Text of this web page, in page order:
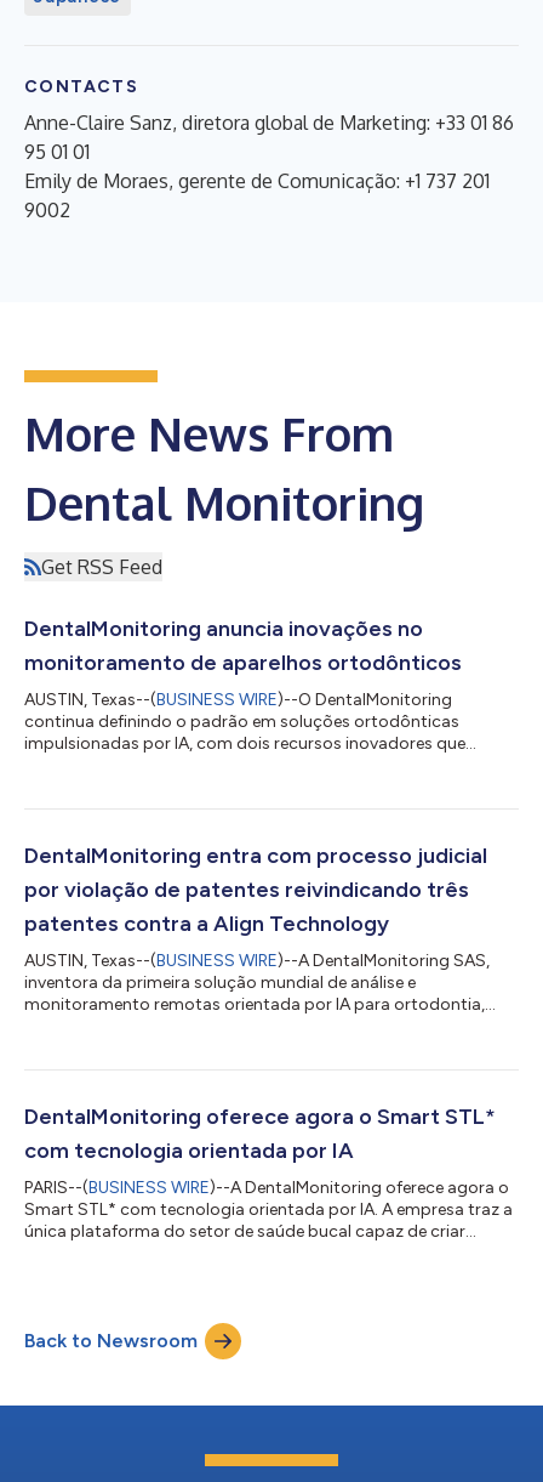
CONTACTS
Anne-Claire Sanz, diretora global de Marketing: +33 01 86
95 01 01
Emily de Moraes, gerente de Comunicação: +1 737 201
9002
More News From
Dental Monitoring
Get RSS Feed
DentalMonitoring anuncia inovações no
monitoramento de aparelhos ortodônticos
AUSTIN, Texas--(BUSINESS WIRE)--O DentalMonitoring
continua definindo o padrão em soluções ortodônticas
impulsionadas por IA, com dois recursos inovadores que
plataforma, incluindo a nova linha do tempo do paciente e a
dentistas a nível mundial. Com a nova linha do tempo do
paciente e a barra de progresso, os dentistas podem agora...
DentalMonitoring entra com processo judicial
por violação de patentes reivindicando três
patentes contra a Align Technology
AUSTIN, Texas--(BUSINESS WIRE)--A DentalMonitoring SAS,
inventora da primeira solução mundial de análise e
monitoramento remotas orientada por IA para ortodontia,
fabricantes do Invisalign®. O processo judicial está pendente
DentalMonitoring declara que a solução Virtual Care AI da Align
Technology infringe as patentes da DentalMoni...
DentalMonitoring oferece agora o Smart STL*
com tecnologia orientada por IA
PARIS--(BUSINESS WIRE)--A DentalMonitoring oferece agora o
Smart STL* com tecnologia orientada por IA. A empresa traz a
única plataforma do setor de saúde bucal capaz de criar
antes era impossível. A DentalMonitoring é conhecida pela
inovação em odontologia e ortodontia, sendo que expandiu
esta reputação com esta nova ofer...
Back to Newsroom